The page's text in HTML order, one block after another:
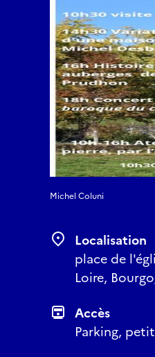
Michel Coluni
Localisation
place de
Loire,
Accès
Parking,